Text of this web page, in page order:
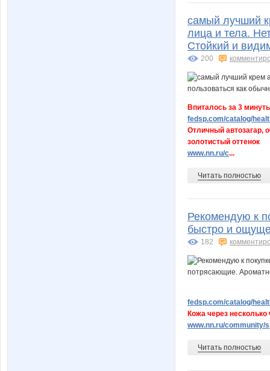
самый лучший
лица и тела.
Стойкий и
200
Впиталось за 3
fedsp.com/catalog/
Отличный автозагар,
золотистый оттенок
www.nn.ru/c...
Читать полностью
Рекомендую к
быстро и
182
fedsp.com/catalog/
Кожа через
www.nn.ru/community/
Читать полностью